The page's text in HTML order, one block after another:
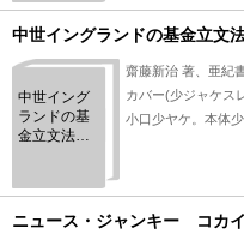
中世イングランドの基金立文
中世イング
ランドの基
金立文法学
齋藤新治 著、亜紀
カバー(少ジャケス
小口少ヤケ。本体少
ニュース・ジャンキー コカ